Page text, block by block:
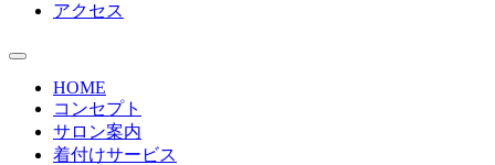
アクセス
HOME
コンセプト
サロン案内
着付けサービス